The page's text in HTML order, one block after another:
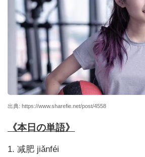
出典: https://www.sharefie.net/post/4558
《本日の単語》
1. 减肥 jiǎnféi